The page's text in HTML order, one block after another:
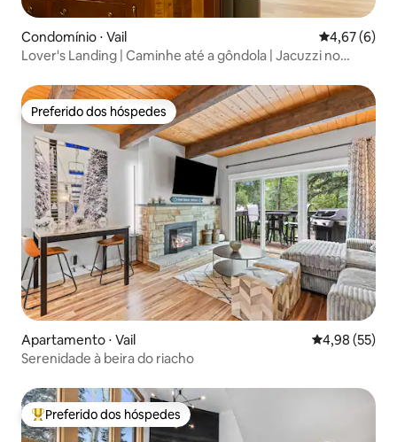
Condomínio ⋅ Vail 4,67 de uma
4,67 (6)
Lover's Landing | Caminhe até a gôndola | Jacuzzi no
Preferido dos hóspedes
Preferido dos hóspedes
Apartamento ⋅ Vail 4,98 de uma
4,98 (55)
Serenidade à beira do riacho
Entre os melhores preferidos dos hóspedes
Preferido dos hóspedes